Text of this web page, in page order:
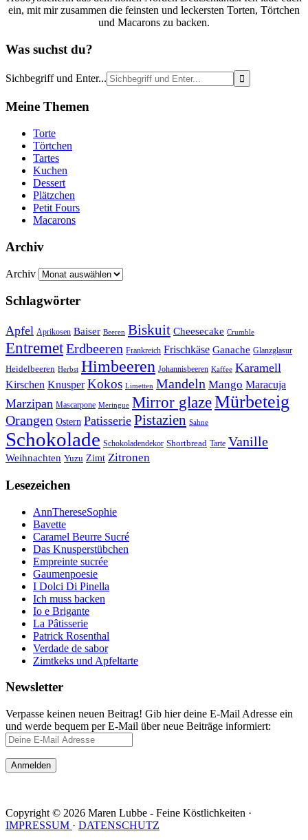
ein, mit mir zusammen die feinsten und leckersten Torten, Törtchen
und Macarons zu backen.
Was suchst du?
Sichbegriff und Enter...
Meine Themen
Torte
Törtchen
Tartes
Kuchen
Dessert
Plätzchen
Petit Fours
Macarons
Archiv
Archiv
Schlagwörter
Apfel Aprikosen Baiser Beeren Biskuit Cheesecake Crumble
EntremetErdbeeren Frankreich Frischkäse Ganache Glanzglasur
Heidelbeeren Herbst Himbeeren Johannisbeeren Kaffee Karamell
Kirschen Knusper Kokos Limetten Mandeln Mango Maracuja
Marzipan Mascarpone Meringue Mirror glazeMürbeteig
Orangen Ostern Patisserie Pistazien Sahne
Schokolade Schokoladendekor Shortbread Tarte Vanille
Weihnachten Yuzu Zimt Zitronen
Lesezeichen
AnnThereseSophie
Bavette
Caramel Beurre Sucré
Das Knusperstübchen
Empreinte sucrée
Gaumenpoesie
I Dolci Di Pinella
Ich muss backen
Io e Brigante
La Pâtisserie
Patrick Rosenthal
Verdade de sabor
Zimtkeks und Apfeltarte
Newsletter
Verpasse keinen neuen Beitrag! Gib hier deine E-Mail Adresse ein
und werde bequem per E-Mail über neue Beiträge informiert:
Copyright © 2026 Maren Lubbe - Feine Köstlichkeiten ·
IMPRESSUM · DATENSCHUTZ